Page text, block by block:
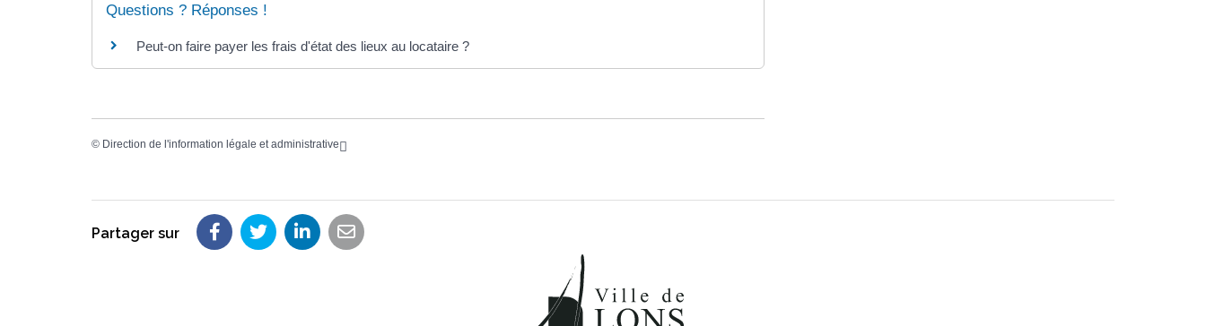
Questions ? Réponses !
Peut-on faire payer les frais d'état des lieux au locataire ?
© Direction de l'information légale et administrative
Partager sur Partager sur Facebook
Partager sur Twitter
Partager sur LinkedIn
Partager par email